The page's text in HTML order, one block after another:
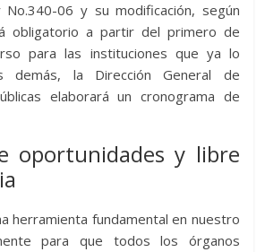
06 y su modificación, según
obligatorio a partir del primero de
para las instituciones que ya lo
demás, la Dirección General de
elaborará un cronograma de
oportunidades y libre
herramienta fundamental en nuestro
para que todos los órganos